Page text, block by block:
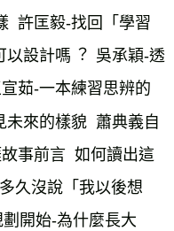
許匡毅-找回「學習
以設計嗎︖  吳承穎-透
茹-一本練習思辨的
來的樣貌  蕭典義自
事前言  如何讀出這
久沒說「我以後想
開始-為什麼長大